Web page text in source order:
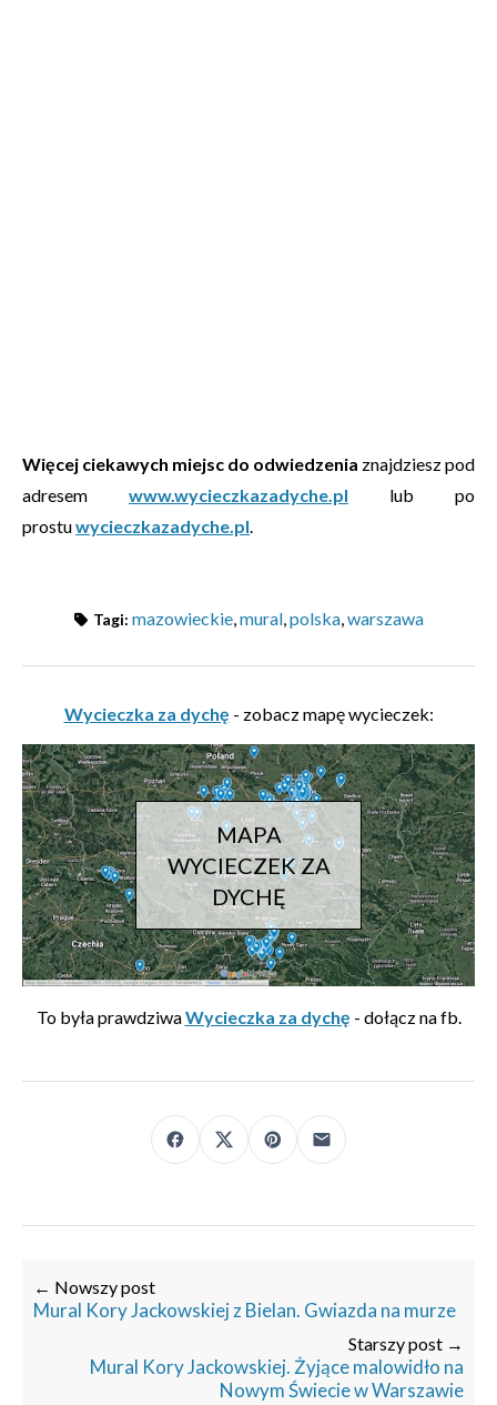
Więcej ciekawych miejsc do odwiedzenia znajdziesz pod
adresem www.wycieczkazadyche.pl lub po
prostuwycieczkazadyche.pl.
Tagi: mazowieckie,mural,polska,warszawa
Wycieczka za dychę - zobacz mapę wycieczek:
MAPA
WYCIECZEK ZA
DYCHĘ
To była prawdziwaWycieczka za dychę - dołącz na fb.
← Nowszy post
Mural Kory Jackowskiej z Bielan. Gwiazda na murze
Starszy post →
Mural Kory Jackowskiej. Żyjące malowidło na
Nowym Świecie w Warszawie